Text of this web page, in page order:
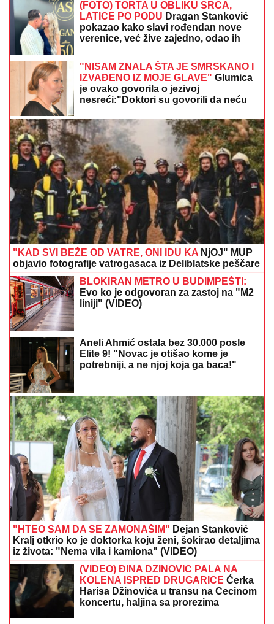
(FOTO) TORTA U OBLIKU SRCA,
LATICE PO PODU Dragan Stanković
pokazao kako slavi rođendan nove
verenice, već žive zajedno, odao ih
"NISAM ZNALA ŠTA JE SMRSKANO I
IZVAĐENO IZ MOJE GLAVE" Glumica
je ovako govorila o jezivoj
nesreći:"Doktori su govorili da neću
"KAD SVI BEŽE OD VATRE, ONI IDU KA NjOJ" MUP
objavio fotografije vatrogasaca iz Deliblatske peščare
BLOKIRAN METRO U BUDIMPEŠTI:
Evo ko je odgovoran za zastoj na "M2
liniji" (VIDEO)
Aneli Ahmić ostala bez 30.000 posle
Elite 9! "Novac je otišao kome je
potrebniji, a ne njoj koja ga baca!"
"HTEO SAM DA SE ZAMONAŠIM" Dejan Stanković
Kralj otkrio ko je doktorka koju ženi, šokirao detaljima
iz života: "Nema vila i kamiona" (VIDEO)
(VIDEO) ĐINA DŽINOVIĆ PALA NA
KOLENA ISPRED DRUGARICE Ćerka
Harisa Džinovića u transu na Cecinom
koncertu, haljina sa prorezima